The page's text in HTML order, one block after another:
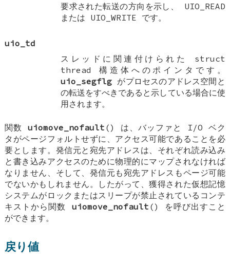
要求された転送の方向を示し、 UIO_READ
または UIO_WRITE です。
uio_td
スレッドに関連付けられた struct
thread
構造体へのポインタです。
uio_segflg がプロセスのアドレス空間と
の転送をすべきであると示している場合に使
用されます。
関数uiomove_nofault () は、バッファと I/O ベク
タがページフォルトせずに、アクセス可能であることを必
要とします。発信元と宛先アドレスは、それぞれ読み込み
と書き込みアクセスのために物理的にマップされなければ
なりません、そして、発信元も宛先アドレスもページ可能
でないかもしれません。したがって、獲得された仮想記憶
システムがロックまたはスリープが禁止されているコンテ
キストから関数 uiomove_nofault () を呼び出すこと
ができます。
戻り値